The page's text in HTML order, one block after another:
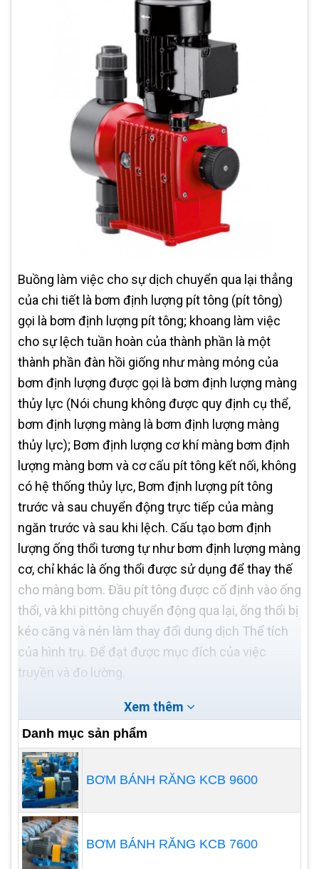
Buồng làm việc cho sự dịch chuyển qua lại thẳng
của chi tiết là bơm định lượng pít tông (pít tông)
gọi là bơm định lượng pít tông; khoang làm việc
cho sự lệch tuần hoàn của thành phần là một
thành phần đàn hồi giống như màng mỏng của
bơm định lượng được gọi là bơm định lượng màng
thủy lực (Nói chung không được quy định cụ thể,
bơm định lượng màng là bơm định lượng màng
thủy lực); Bơm định lượng cơ khí màng bơm định
lượng màng bơm và cơ cấu pít tông kết nối, không
có hệ thống thủy lực, Bơm định lượng pít tông
trước và sau chuyển động trực tiếp của màng
ngăn trước và sau khi lệch. Cấu tạo bơm định
lượng ống thổi tương tự như bơm định lượng màng
cơ, chỉ khác là ống thổi được sử dụng để thay thế
cho màng bơm. Đầu pít tông được cố định vào ống
thổi, và khi pittông chuyển động qua lại, ống thổi bị
kéo căng và nén làm thay đổi dung dịch Thể tích
của hình trụ. Để đạt được mục đích của việc
truyền và đo lường.
Xem thêm
Danh mục sản phẩm
BƠM BÁNH RĂNG KCB 9600
BƠM BÁNH RĂNG KCB 7600